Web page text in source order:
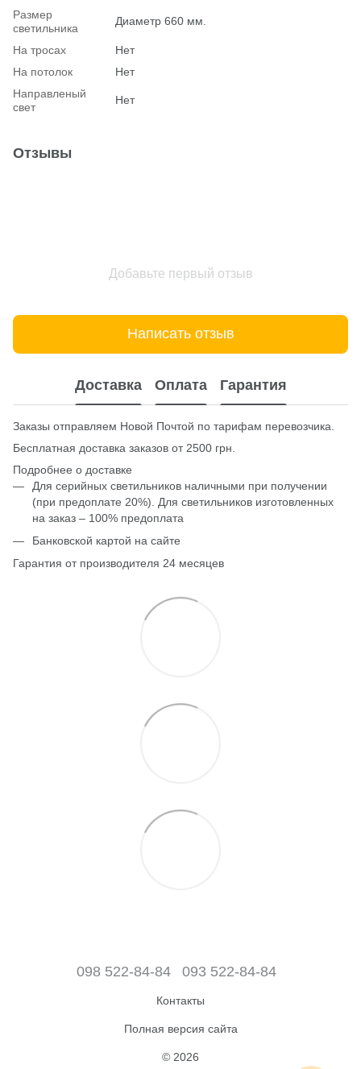
Размер
светильника
Диаметр 660 мм.
На тросах
Нет
На потолок
Нет
Hаправленый
свет
Нет
Отзывы
Добавьте первый отзыв
Написать отзыв
Доставка Оплата Гарантия
Заказы отправляем Новой Почтой по тарифам перевозчика.
Бесплатная доставка заказов от 2500 грн.
Подробнее о доставке
Для серийных светильников наличными при получении
(при предоплате 20%). Для светильников изготовленных
на заказ – 100% предоплата
Банковской картой на сайте
Гарантия от производителя 24 месяцев
098 522-84-84 093 522-84-84
Контакты
Полная версия сайта
© 2026